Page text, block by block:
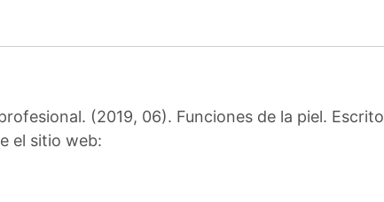
(2019, 06). Funciones de la piel. Escrito
el sitio web: